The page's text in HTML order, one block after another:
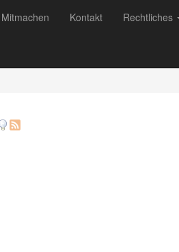
Mitmachen Kontakt Rechtliches